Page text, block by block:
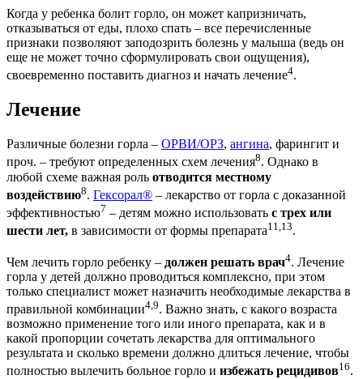
Когда у ребенка болит горло, он может капризничать,
отказываться от еды, плохо спать – все перечисленные
признаки позволяют заподозрить болезнь у малыша (ведь он
еще не может точно сформулировать свои ощущения),
своевременно поставить диагноз и начать лечение4.
Лечение
Различные болезни горла – ОРВИ/ОРЗ, ангина, фарингит и
проч. – требуют определенных схем лечения8. Однако в
любой схеме важная роль отводится местному
воздействию8. Гексорал® – лекарство от горла с доказанной
эффективностью7 – детям можно использовать с трех или
шести лет, в зависимости от формы препарата11,13.
Чем лечить горло ребенку – должен решать врач4. Лечение
горла у детей должно проводиться комплексно, при этом
только специалист может назначить необходимые лекарства в
правильной комбинации4,9. Важно знать, с какого возраста
возможно применение того или иного препарата, как и в
какой пропорции сочетать лекарства для оптимального
результата и сколько времени должно длиться лечение, чтобы
полностью вылечить больное горло и избежать рецидивов16.